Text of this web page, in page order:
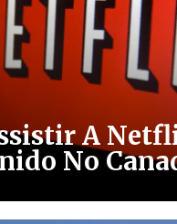
A
No